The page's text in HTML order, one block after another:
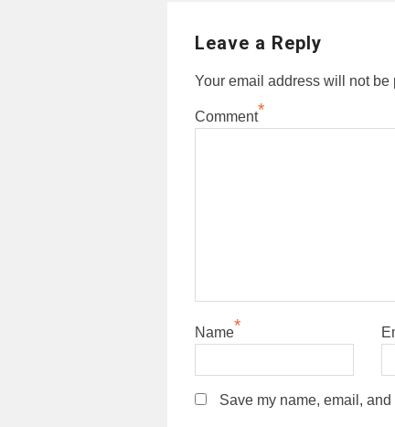
Leave a Reply
Your email address will not be
Comment*
Name*
Save my name, email,